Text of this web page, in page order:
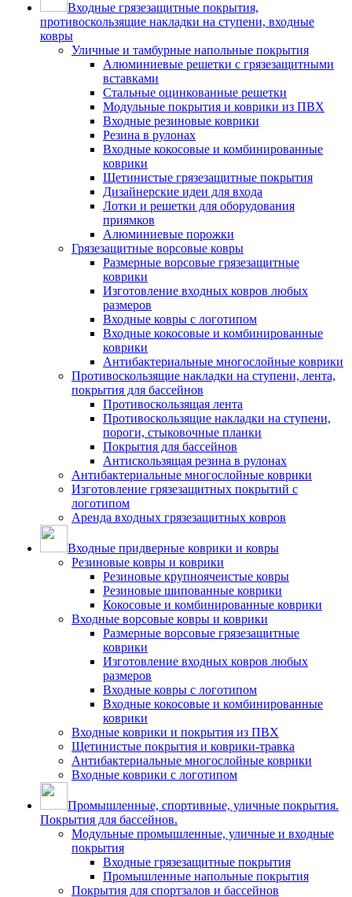
Входные грязезащитные покрытия,
противоскользящие накладки на ступени, входные
ковры
Уличные и тамбурные напольные покрытия
Алюминиевые решетки с грязезащитными
вставками
Стальные оцинкованные решетки
Модульные покрытия и коврики из ПВХ
Входные резиновые коврики
Резина в рулонах
Входные кокосовые и комбинированные
коврики
Щетинистые грязезащитные покрытия
Дизайнерские идеи для входа
Лотки и решетки для оборудования
приямков
Алюминиевые порожки
Грязезащитные ворсовые ковры
Размерные ворсовые грязезащитные
коврики
Изготовление входных ковров любых
размеров
Входные ковры с логотипом
Входные кокосовые и комбинированные
коврики
Антибактериальные многослойные коврики
Противоскользящие накладки на ступени, лента,
покрытия для бассейнов
Противоскользящая лента
Противоскользящие накладки на ступени,
пороги, стыковочные планки
Покрытия для бассейнов
Антискользящая резина в рулонах
Антибактериальные многослойные коврики
Изготовление грязезащитных покрытий с
логотипом
Аренда входных грязезащитных ковров
Входные придверные коврики и ковры
Резиновые ковры и коврики
Резиновые крупноячеистые ковры
Резиновые шипованные коврики
Кокосовые и комбинированные коврики
Входные ворсовые ковры и коврики
Размерные ворсовые грязезащитные
коврики
Изготовление входных ковров любых
размеров
Входные ковры с логотипом
Входные кокосовые и комбинированные
коврики
Входные коврики и покрытия из ПВХ
Щетинистые покрытия и коврики-травка
Антибактериальные многослойные коврики
Входные коврики с логотипом
Промышленные, спортивные, уличные покрытия.
Покрытия для бассейнов.
Модульные промышленные, уличные и входные
покрытия
Входные грязезащитные покрытия
Промышленные напольные покрытия
Покрытия для спортзалов и бассейнов